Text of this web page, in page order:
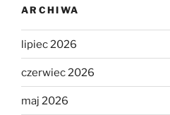
ARCHIWA
lipiec 2026
czerwiec 2026
maj 2026